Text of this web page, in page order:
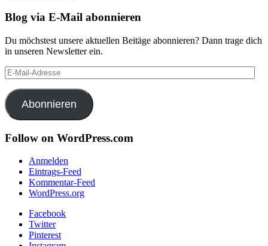
Blog via E-Mail abonnieren
Du möchstest unsere aktuellen Beitäge abonnieren? Dann trage dich
in unseren Newsletter ein.
E-
Mail-
Adresse
Abonnieren
Follow on WordPress.com
Anmelden
Eintrags-Feed
Kommentar-Feed
WordPress.org
Facebook
Twitter
Pinterest